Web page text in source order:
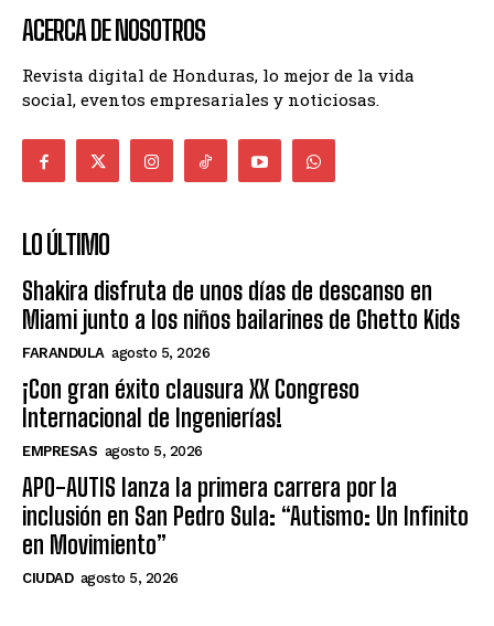
ACERCA DE NOSOTROS
Revista digital de Honduras, lo mejor de la vida
social, eventos empresariales y noticiosas.
LO ÚLTIMO
Shakira disfruta de unos días de descanso en
Miami junto a los niños bailarines de Ghetto Kids
FARANDULA agosto 5, 2026
¡Con gran éxito clausura XX Congreso
Internacional de Ingenierías!
EMPRESAS agosto 5, 2026
APO-AUTIS lanza la primera carrera por la
inclusión en San Pedro Sula: “Autismo: Un Infinito
en Movimiento”
CIUDAD agosto 5, 2026